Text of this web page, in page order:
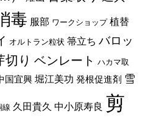
毒 服部 ワークショップ 植替
オルトラン粒状 箒立ち バロッ
切り ベンレート ハカマ取
国宜興 堀江美功 発根促進剤 雪
線 久田貴久 中小原寿良 剪